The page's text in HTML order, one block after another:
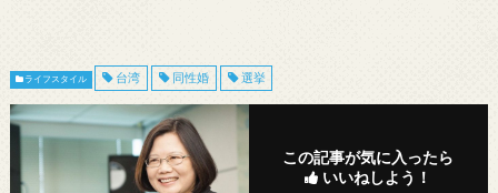
ライフスタイル 台湾 同性婚 選挙
この記事が気に入ったら
いいねしよう！